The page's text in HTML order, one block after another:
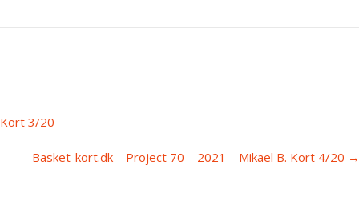
3/20
Basket-kort.dk – Project 70 – 2021 – Mikael B. Kort 4/20 →